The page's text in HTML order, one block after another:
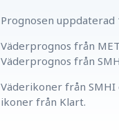
Prognosen uppdaterad
Väderprognos från
Väderprognos från
Väderikoner från
ikoner från Klart.